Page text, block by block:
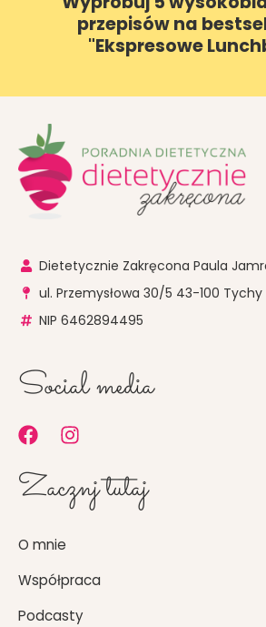
przepisów na
"Ekspresowe
Dietetycznie Zakręcona Paula
ul. Przemysłowa 30/5 43-100 Tychy
NIP 6462894495
Social media
F
a
c
e
o
o
k
I
t
a
a
m
Zacznj tutaj
O mnie
Współpraca
Podcasty